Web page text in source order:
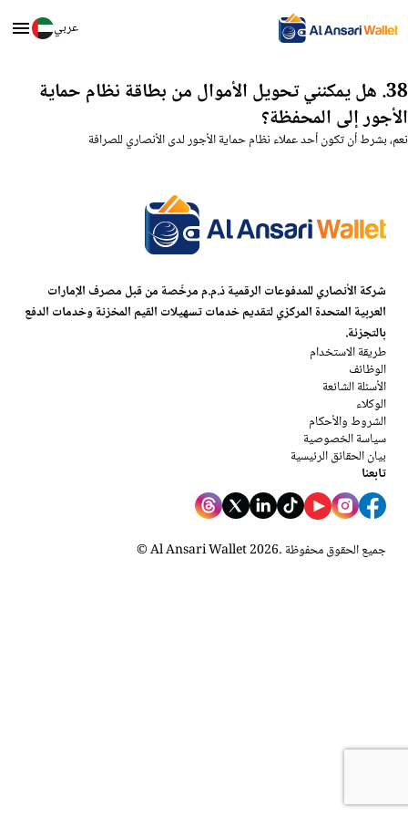
عربي
38. هل يمكنني تحويل الأموال من بطاقة نظام حماية
الأجور إلى المحفظة؟
نعم، بشرط أن تكون أحد عملاء نظام حماية الأجور لدى الأنصاري للصرافة
شركة الأنصاري للمدفوعات الرقمية ذ.م.م مرخّصة من قبل مصرف الإمارات
العربية المتحدة المركزي لتقديم خدمات تسهيلات القيم المخزنة وخدمات الدفع
بالتجزئة.
طريقة الاستخدام
الوظائف
الأسئلة الشائعة
الوكلاء
الشروط والأحكام
سياسة الخصوصية
بيان الحقائق الرئيسية
تابعنا
© Al Ansari Wallet2026 . جميع الحقوق محفوظة